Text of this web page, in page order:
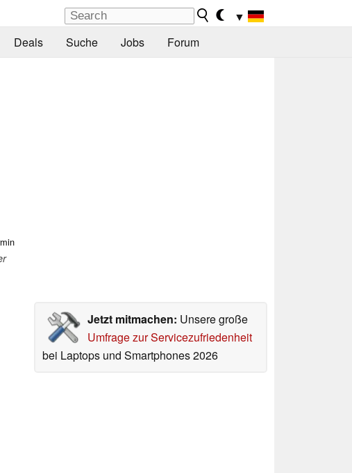
▼
Deals Suche Jobs Forum
Jetzt mitmachen: Unsere große
Umfrage zur Servicezufriedenheit
bei Laptops und Smartphones 2026